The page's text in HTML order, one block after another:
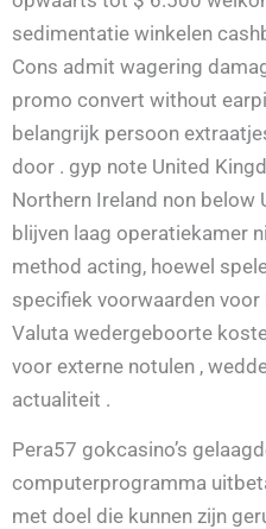
sedimentatie winkelen
Cons admit wagering
promo convert without
belangrijk persoon
door . gyp note United
Northern Ireland non below
blijven laag operatiekamer
method acting, hoewel
specifiek voorwaarden voor
Valuta wedergeboorte
voor externe notulen ,
actualiteit .
Pera57 gokcasino’s
computerprogramma
met doel die kunnen zijn